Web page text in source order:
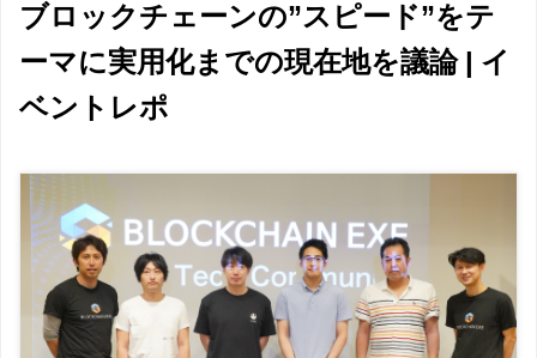
ブロックチェーンの”スピード”をテ
ーマに実用化までの現在地を議論 | イ
ベントレポ